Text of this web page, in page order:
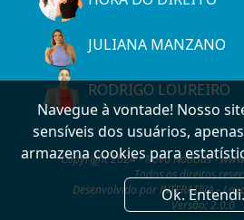
JULIANA MANZANO
RODRIGO LOUREIRO
Copyright 2024 - Novo Notícias -
Todos os direitos
Desenvolvido por INTERATIVA -
Versão: 2.0.0
Navegue à vontade! Nosso
sensíveis dos usuários,
armazena cookies para
Ok. Entendi.